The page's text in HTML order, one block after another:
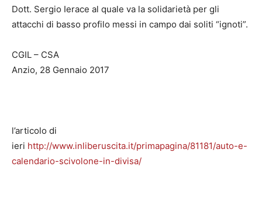
Dott. Sergio Ierace al quale va la solidarietà per gli
attacchi di basso profilo messi in campo dai soliti “ignoti”.
CGIL – CSA
Anzio, 28 Gennaio 2017
l’articolo di
ieri http://www.inliberuscita.it/primapagina/81181/auto-e-
calendario-scivolone-in-divisa/